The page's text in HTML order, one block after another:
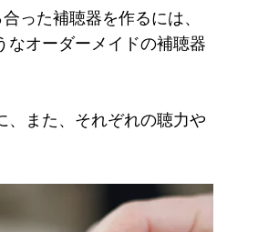
った補聴器を作るには、
なオーダーメイドの補聴器
、また、それぞれの聴力や